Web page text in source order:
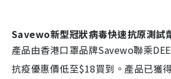
Savewo新型冠狀病毒快速抗原測試
產品由香港口罩品牌Savewo聯乘
抗疫優惠價低至$18買到。產品已獲